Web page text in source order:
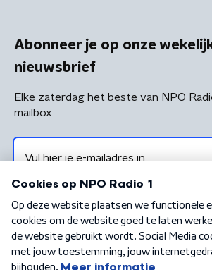
Abonneer je op onze
nieuwsbrief
Elke zaterdag het beste van NPO
mailbox
Algemene voorwaarden